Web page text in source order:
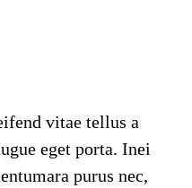
vitae tellus a
eget porta. Inei
purus nec,